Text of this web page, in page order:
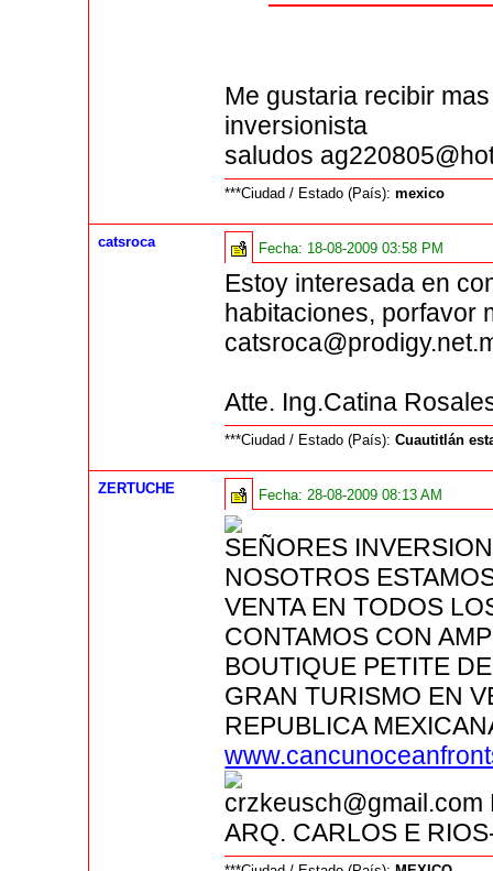
Me gustaria recibir
inversionista
saludos
***Ciudad / Estado (País):mexico
catsroca Fecha: 18-08-2009 03:58 PM
Estoy interesada en
habitaciones, porfavor
Atte. Ing.Catina
***Ciudad / Estado (País):Cuautitlán
ZERTUCHE Fecha:28-08-2009 08:13 AM
SEÑORES
NOSOTROS
VENTA EN TODOS
CONTAMOS CON
BOUTIQUE PETITE
GRAN TURISMO EN
REPUBLICA
crzkeusch@gmail.com
ARQ. CARLOS E